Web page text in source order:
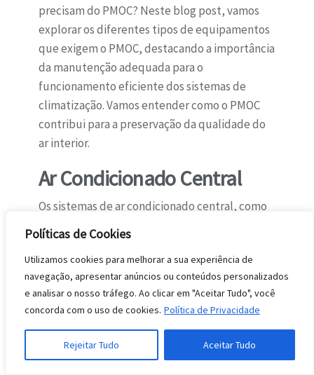
Políticas de Cookies
Utilizamos cookies para melhorar a sua experiência de
navegação, apresentar anúncios ou conteúdos personalizados
e analisar o nosso tráfego. Ao clicar em "Aceitar Tudo", você
concorda com o uso de cookies. Política de Privacidade
Rejeitar Tudo Aceitar Tudo
precisam do PMOC? Neste blog post, vamos
explorar os diferentes tipos de equipamentos
que exigem o PMOC, destacando a importância
da manutenção adequada para o
funcionamento eficiente dos sistemas de
climatização. Vamos entender como o PMOC
contribui para a preservação da qualidade do
ar interior.
Ar Condicionado Central
Os sistemas de ar condicionado central, como
unidades de resfriamento, dutos de ar e
requerem o PMOC. Esses sistemas são
responsáveis por fornecer o resfriamento e o
aquecimento do ar em grandes áreas, como
edifícios comerciais, hospitais, hotéis e
instalações industriais. A manutenção regular
desses equipamentos, incluindo a limpeza de